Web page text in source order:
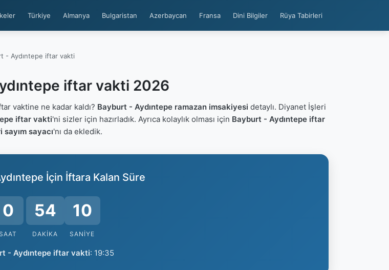
Türkiye Almanya Bulgaristan Azerbaycan Fransa Dini Bilgiler Rüya Tabirleri
- Aydıntepe iftar vakti
iftar vakti 2026
vaktine ne kadar kaldı? Bayburt - Aydıntepe ramazan imsakiyesi detaylı. Diyanet İşleri
iftar vakti'ni sizler için hazırladık. Ayrıca kolaylık olması için Bayburt - Aydıntepe iftar
sayım sayacı'nı da ekledik.
İçin İftara Kalan Süre
0
SAAT
54
DAKIKA
9
SANIYE
- Aydıntepe iftar vakti: 19:35